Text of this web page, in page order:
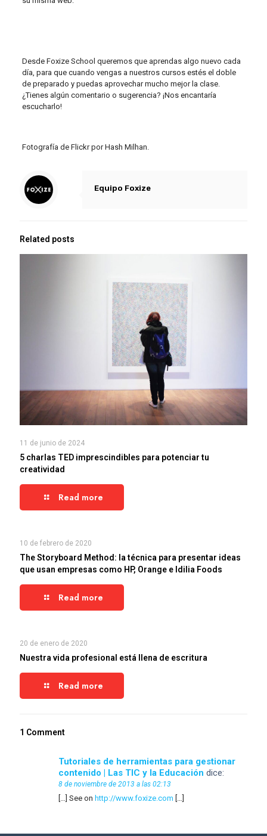
Desde Foxize School queremos que aprendas algo nuevo cada
día, para que cuando vengas a nuestros cursos estés el doble
de preparado y puedas aprovechar mucho mejor la clase.
¿Tienes algún comentario o sugerencia? ¡Nos encantaría
escucharlo!
Fotografía de Flickr por Hash Milhan.
Equipo Foxize
Related posts
11 de junio de 2024
5 charlas TED imprescindibles para potenciar tu
creatividad
Read more
10 de febrero de 2020
The Storyboard Method: la técnica para presentar ideas
que usan empresas como HP, Orange e Idilia Foods
Read more
20 de enero de 2020
Nuestra vida profesional está llena de escritura
Read more
1 Comment
Tutoriales de herramientas para gestionar
contenido | Las TIC y la Educación dice:
8 de noviembre de 2013 a las 02:13
[…] See on http://www.foxize.com